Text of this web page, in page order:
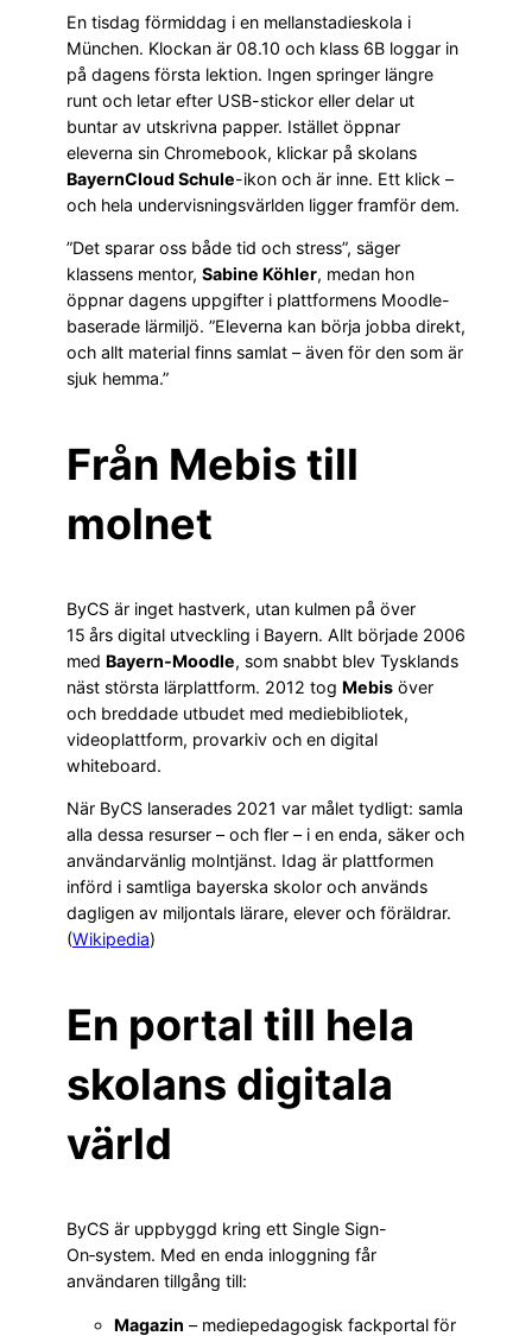
En tisdag förmiddag i en mellanstadieskola i
München. Klockan är 08.10 och klass 6B loggar in
på dagens första lektion. Ingen springer längre
runt och letar efter USB-stickor eller delar ut
buntar av utskrivna papper. Istället öppnar
eleverna sin Chromebook, klickar på skolans
BayernCloud Schule-ikon och är inne. Ett klick –
och hela undervisningsvärlden ligger framför dem.
”Det sparar oss både tid och stress”, säger
klassens mentor, Sabine Köhler, medan hon
öppnar dagens uppgifter i plattformens Moodle-
baserade lärmiljö. ”Eleverna kan börja jobba direkt,
och allt material finns samlat – även för den som är
sjuk hemma.”
Från Mebis till
molnet
ByCS är inget hastverk, utan kulmen på över
15 års digital utveckling i Bayern. Allt började 2006
med Bayern‑Moodle, som snabbt blev Tysklands
näst största lärplattform. 2012 tog Mebis över
och breddade utbudet med mediebibliotek,
videoplattform, provarkiv och en digital
whiteboard.
När ByCS lanserades 2021 var målet tydligt: samla
alla dessa resurser – och fler – i en enda, säker och
användarvänlig molntjänst. Idag är plattformen
införd i samtliga bayerska skolor och används
dagligen av miljontals lärare, elever och föräldrar.
(Wikipedia)
En portal till hela
skolans digitala
värld
ByCS är uppbyggd kring ett Single Sign-
On‑system. Med en enda inloggning får
användaren tillgång till:
Magazin – mediepedagogisk fackportal för